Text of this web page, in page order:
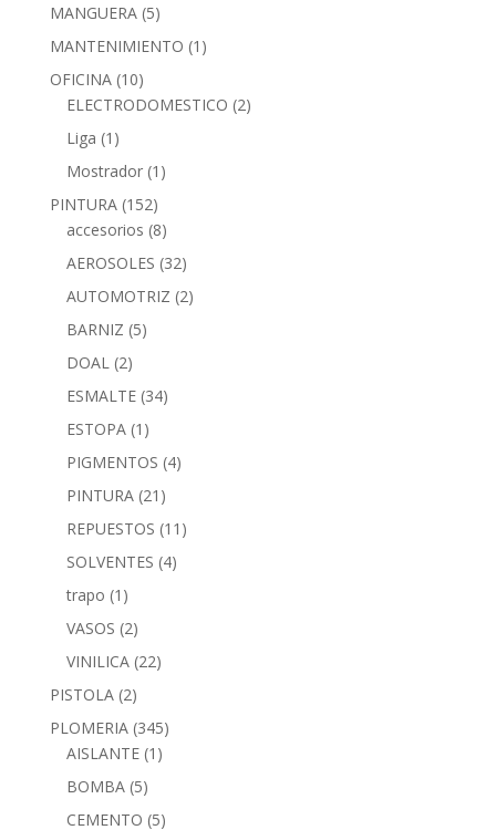
MANGUERA (5)
MANTENIMIENTO (1)
OFICINA (10)
ELECTRODOMESTICO (2)
Liga (1)
Mostrador (1)
PINTURA (152)
accesorios (8)
AEROSOLES (32)
AUTOMOTRIZ (2)
BARNIZ (5)
DOAL (2)
ESMALTE (34)
ESTOPA (1)
PIGMENTOS (4)
PINTURA (21)
REPUESTOS (11)
SOLVENTES (4)
trapo (1)
VASOS (2)
VINILICA (22)
PISTOLA (2)
PLOMERIA (345)
AISLANTE (1)
BOMBA (5)
CEMENTO (5)